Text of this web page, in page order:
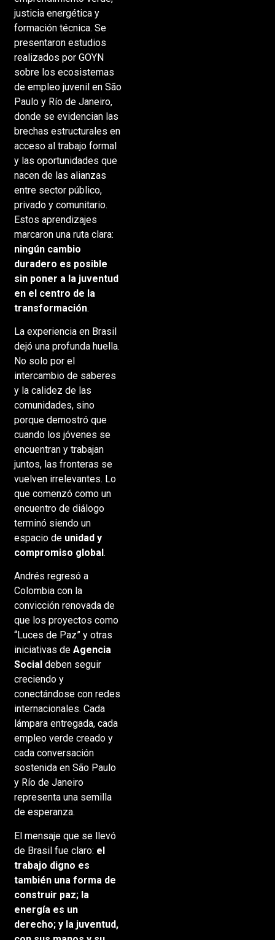
justicia energética y
formación técnica. Se
presentaron estudios
realizados por GOYN
sobre los ecosistemas
de empleo juvenil en São
Paulo y Río de Janeiro,
donde se evidencian las
brechas estructurales en
acceso al trabajo formal
y las oportunidades que
nacen de las alianzas
entre sector público,
privado y comunitario.
Estos aprendizajes
marcaron una ruta clara:
ningún cambio
duradero es posible
sin poner a la juventud
en el centro de la
transformación.
La experiencia en Brasil
dejó una profunda huella.
No solo por el
intercambio de saberes
y la calidez de las
comunidades, sino
porque demostró que
cuando los jóvenes se
encuentran y trabajan
juntos, las fronteras se
vuelven irrelevantes. Lo
que comenzó como un
encuentro de diálogo
terminó siendo un
espacio de unidad y
compromiso global.
Andrés regresó a
Colombia con la
convicción renovada de
que los proyectos como
“Luces de Paz” y otras
iniciativas de Agencia
Social deben seguir
creciendo y
conectándose con redes
internacionales. Cada
lámpara entregada, cada
empleo verde creado y
cada conversación
sostenida en São Paulo
y Río de Janeiro
representa una semilla
de esperanza.
El mensaje que se llevó
de Brasil fue claro: el
trabajo digno es
también una forma de
construir paz; la
energía es un
derecho; y la juventud,